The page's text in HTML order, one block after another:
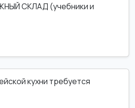
СКЛАД (учебники и
кухни требуется